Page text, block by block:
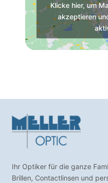
Klicke hier, um
akzeptieren
Ihr Optiker für die ganze
Brillen, Contactlinsen und